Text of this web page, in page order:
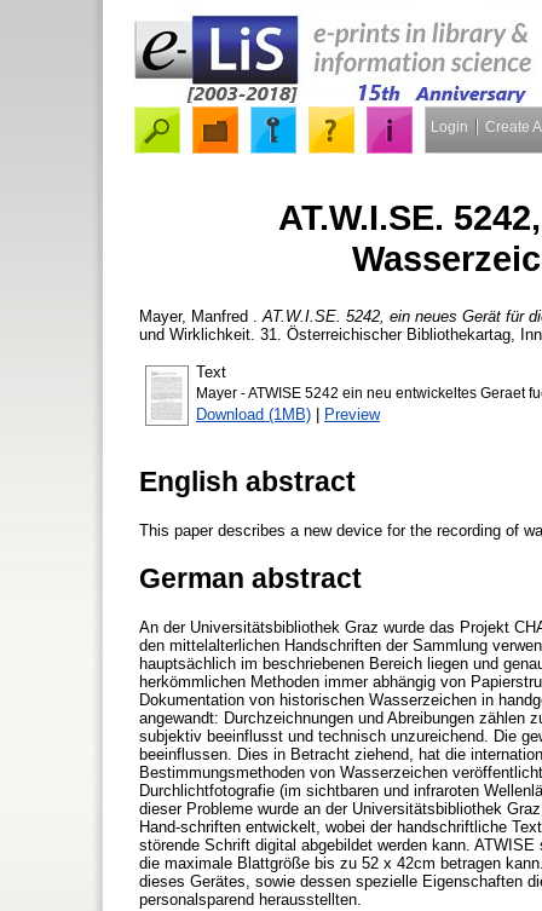
Login Create
AT.W.I.SE.
Mayer, Manfred
AT.W.I.SE. 5242, ein neues Gerät für
und Wirklichkeit. 31. Österreichischer Bibliothekartag,
Text
Mayer - ATWISE 5242 ein neu entwickeltes Geraet
Download (1MB) | Preview
English abstract
This paper describes a new device for the recording of
German abstract
An der Universitätsbibliothek Graz wurde das Projekt
den mittelalterlichen Handschriften der Sammlung
hauptsächlich im beschriebenen Bereich liegen und
herkömmlichen Methoden immer abhängig von
Dokumentation von historischen Wasserzeichen in
angewandt: Durchzeichnungen und Abreibungen zählen
subjektiv beeinflusst und technisch unzureichend. Die
beeinflussen. Dies in Betracht ziehend, hat die
Bestimmungsmethoden von Wasserzeichen
Durchlichtfotografie (im sichtbaren und infraroten
dieser Probleme wurde an der Universitätsbibliothek
Hand-schriften entwickelt, wobei der handschriftliche
störende Schrift digital abgebildet werden kann.
die maximale Blattgröße bis zu 52 x 42cm betragen
dieses Gerätes, sowie dessen spezielle Eigenschaften
personalsparend herausstellten.